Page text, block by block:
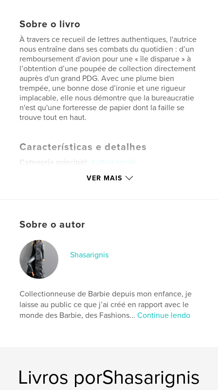
Sobre o livro
À travers ce recueil de lettres authentiques, l'autrice
nous entraîne dans ses combats du quotidien : d’un
remboursement d’avion pour une « île disparue » à
l’obtention d’une poupée de collection directement
auprès d'un grand PDG. Avec une plume bien
trempée, une bonne dose d’ironie et une rigueur
implacable, elle nous démontre que la bureaucratie
n'est qu'une forteresse de papier dont la faille se
trouve tout en haut.
Características e detalhes
Categoria principal:
Justiça social
Categorias adicionais Negócios e Economia
ISBN
Data de publicação:
maio 18, 2026
IdiomaFrench
Palavras-chavee
administration , remboursement , refund
VER MAIS
Sobre o autor
Shasarignis
Collectionneuse de Barbie depuis mon enfance, je
laisse au public ce que j’ai créé en rapport avec le
monde des Barbie, des Fashions...Continue lendo
Livros porShasarignis